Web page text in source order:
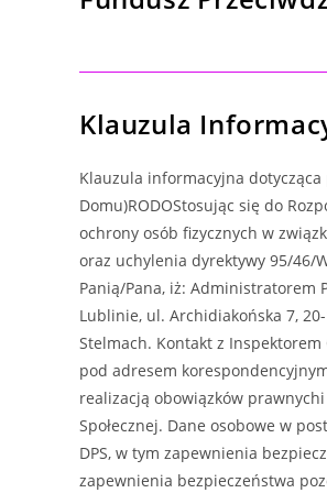
Klauzula
Klauzula informacyjna
Domu)RODOStosując się do
ochrony osób fizycznych w
oraz uchylenia dyrektywy 95/46/
Panią/Pana, iż: Administratorem
Lublinie, ul. Archidiakońska 7,
Stelmach. Kontakt z
pod adresem
realizacją obowiązków
Społecznej. Dane osobowe w
DPS, w tym zapewnienia
zapewnienia bezpieczeństwa